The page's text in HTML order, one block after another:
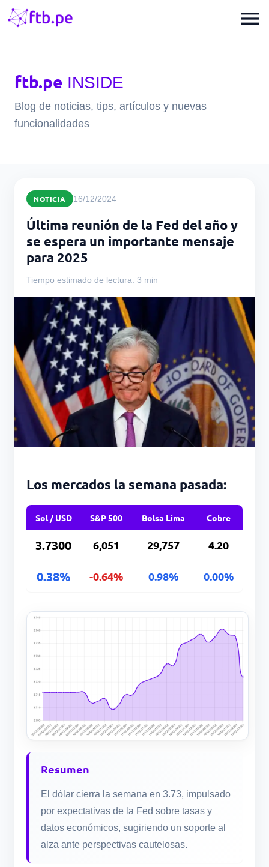
menu
ftb.pe INSIDE
Blog de noticias, tips, artículos y nuevas
funcionalidades
NOTICIA 16/12/2024
Última reunión de la Fed del año y
se espera un importante mensaje
para 2025
Tiempo estimado de lectura: 3 min
Los mercados la semana pasada:
Sol / USD S&P 500 Bolsa Lima Cobre
3.7300 6,051 29,757 4.20
0.38% -0.64% 0.98% 0.00%
Resumen
El dólar cierra la semana en 3.73, impulsado
por expectativas de la Fed sobre tasas y
datos económicos, sugiriendo un soporte al
alza ante perspectivas cautelosas.